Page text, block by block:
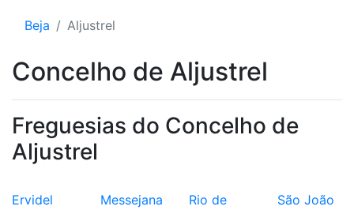
Beja Aljustrel
Concelho de Aljustrel
Freguesias do Concelho de
Aljustrel
Ervidel Messejana
Rio de
São João